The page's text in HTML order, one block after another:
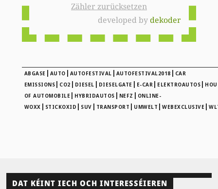
Zähler zurücksetzen
developed bydekoder
ABGASE | AUTO | AUTOFESTIVAL | AUTOFESTIVAL2018 | CAR
EMISSIONS | CO2 | DIESEL | DIESELGATE | E-CAR | ELEKTROAUTOS |
OF AUTOMOBILE | HYBRIDAUTOS | NEFZ | ONLINE-
WOXX | STICKOXID | SUV | TRANSPORT | UMWELT |WEBEXCLUSIVE |
DAT KÉINT IECH OCH INTERESSÉIEREN